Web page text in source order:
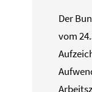
Der
vom